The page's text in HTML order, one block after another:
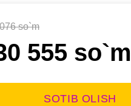
so`m
555 so`m
SOTIB OLISH